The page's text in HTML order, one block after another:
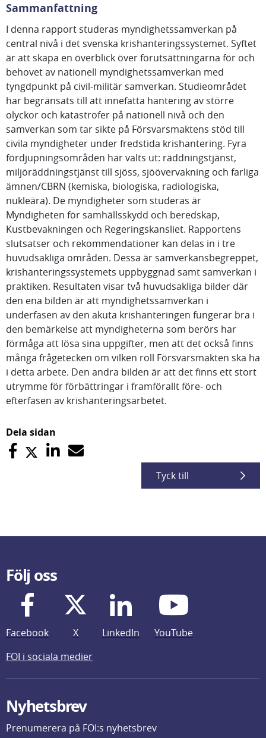
Sammanfattning
I denna rapport studeras myndighetssamverkan på
central nivå i det svenska krishanteringssystemet. Syftet
är att skapa en överblick över förutsättningarna för och
behovet av nationell myndighetssamverkan med
tyngdpunkt på civil-militär samverkan. Studieområdet
har begränsats till att innefatta hantering av större
olyckor och katastrofer på nationell nivå och den
samverkan som tar sikte på Försvarsmaktens stöd till
civila myndigheter under fredstida krishantering. Fyra
fördjupningsområden har valts ut: räddningstjänst,
miljöräddningstjänst till sjöss, sjöövervakning och farliga
ämnen/CBRN (kemiska, biologiska, radiologiska,
nukleära). De myndigheter som studeras är
Myndigheten för samhällsskydd och beredskap,
Kustbevakningen och Regeringskansliet. Rapportens
slutsatser och rekommendationer kan delas in i tre
huvudsakliga områden. Dessa är samverkansbegreppet,
krishanteringssystemets uppbyggnad samt samverkan i
praktiken. Resultaten visar två huvudsakliga bilder där
den ena bilden är att myndighetssamverkan i
underfasen av den akuta krishanteringen fungerar bra i
den bemärkelse att myndigheterna som berörs har
förmåga att lösa sina uppgifter, men att det också finns
många frågetecken om vilken roll Försvarsmakten ska ha
i detta arbete. Den andra bilden är att det finns ett stort
utrymme för förbättringar i framförallt före- och
efterfasen av krishanteringsarbetet.
Dela sidan
Tyck till
Följ oss
Facebook X LinkedIn
YouTube
FOI i sociala medier
Nyhetsbrev
Prenumerera på FOI:s nyhetsbrev